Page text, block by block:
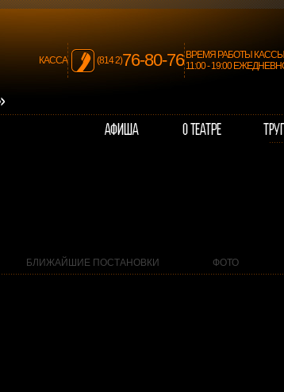
КАССА (814 2)76-80-76 ВРЕМЯ РАБОТЫ
11:00 - 19:00
БЛИЖАЙШИЕ ПОСТАНОВКИ ФОТО